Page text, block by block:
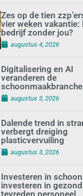
Zes op de tien
vier weken vakantie:
bedrijf zonder jou?
augustus 4, 2026
Digitalisering en AI
veranderen de
schoonmaakbranche
augustus 3, 2026
Dalende trend in
verbergt dreiging
plasticvervuiling
Investeren in
investeren in gezond